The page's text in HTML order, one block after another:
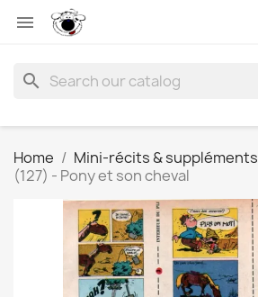

search
Home Mini-récits & suppléments
(127) - Pony et son cheval